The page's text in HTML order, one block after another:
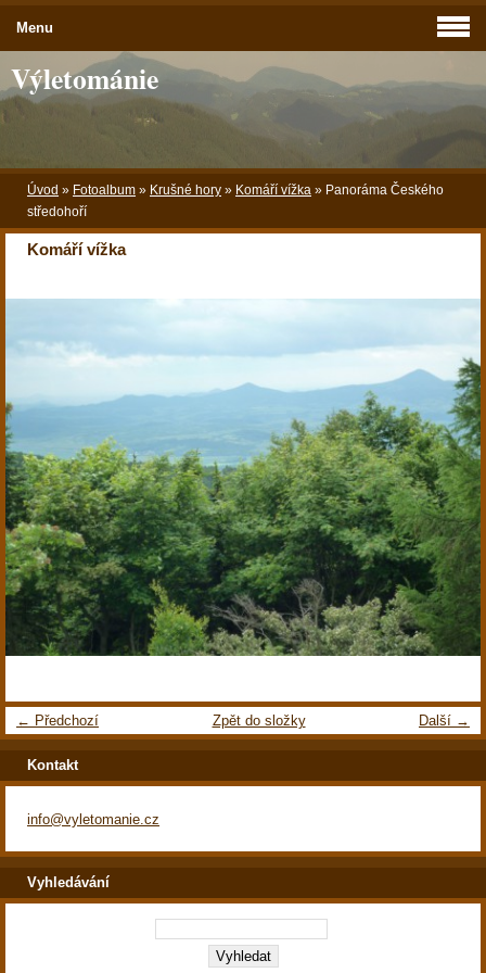
Výletománie
Úvod » Fotoalbum » Krušné hory » Komáří vížka » Panoráma Českého
středohoří
Komáří vížka
← Předchozí Další →
Zpět do složky
Menu
Kontakt
info@vyletomanie.cz
Vyhledávání